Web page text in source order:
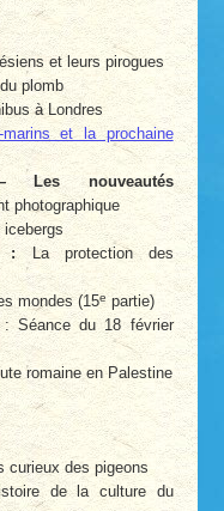
et leurs pirogues
plomb
à Londres
marins et la prochaine
Les nouveautés
photographique
icebergs
:La protection des
mondes (15e partie)
Séance du 18 février
romaine en Palestine
curieux des pigeons
de la culture du